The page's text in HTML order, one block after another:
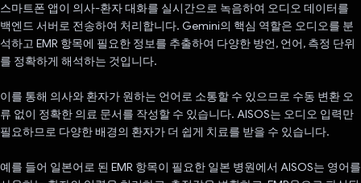
스마트폰 앱이 의사-환자 대화를 실시간으로 녹음하여 오디오 데이터를
백엔드 서버로 전송하여 처리합니다. Gemini의 핵심 역할은 오디오를 분
석하고 EMR 항목에 필요한 정보를 추출하여 다양한 방언, 언어, 측정 단위
를 정확하게 해석하는 것입니다.
이를 통해 의사와 환자가 원하는 언어로 소통할 수 있으므로 수동 변환 오
류 없이 정확한 의료 문서를 작성할 수 있습니다. AISOS는 오디오 입력만
필요하므로 다양한 배경의 환자가 더 쉽게 치료를 받을 수 있습니다.
예를 들어 일본어로 된 EMR 항목이 필요한 일본 병원에서 AISOS는 영어를